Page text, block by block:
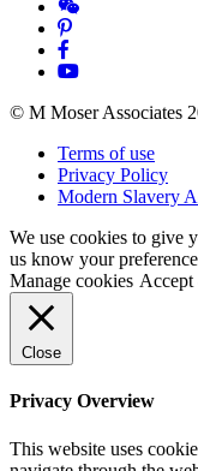
© M Moser Associates
Terms of use
Privacy Policy
Modern Slavery
We use cookies to give
us know your
Manage cookies
Close
Privacy Overview
This website uses